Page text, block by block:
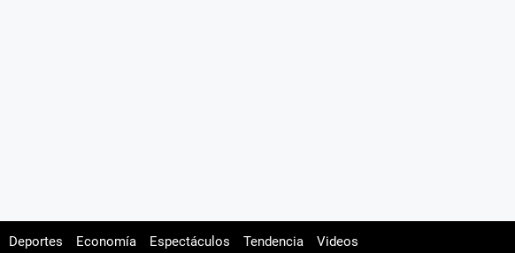
Deportes Economía Espectáculos Tendencia Videos